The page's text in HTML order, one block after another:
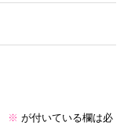
※ が付いている欄は必